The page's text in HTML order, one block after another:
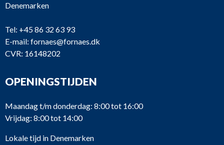
Denemarken
Tel: +45 86 32 63 93
E-mail: fornaes@fornaes.dk
CVR: 16148202
OPENINGSTIJDEN
Maandag t/m donderdag: 8:00 tot 16:00
Vrijdag: 8:00 tot 14:00
Lokale tijd in Denemarken